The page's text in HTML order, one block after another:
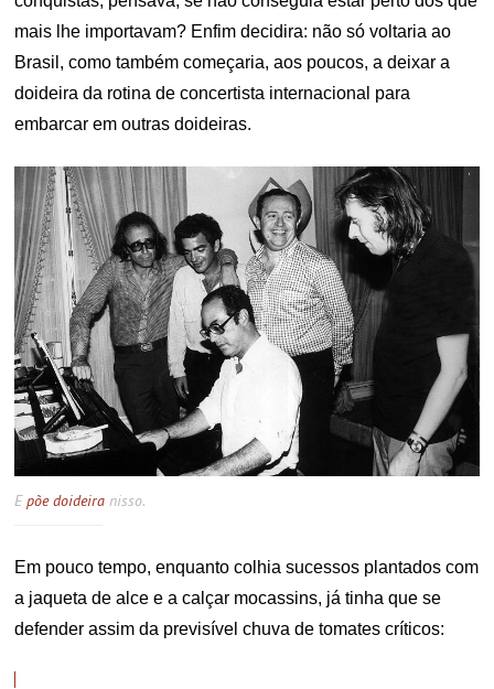
mais lhe importavam? Enfim decidira: não só voltaria ao
Brasil, como também começaria, aos poucos, a deixar a
doideira da rotina de concertista internacional para
embarcar em outras doideiras.
Epõe doideira nisso.
Em pouco tempo, enquanto colhia sucessos plantados com
a jaqueta de alce e a calçar mocassins, já tinha que se
defender assim da previsível chuva de tomates críticos: